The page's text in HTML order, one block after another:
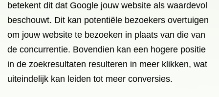
betekent dit dat Google jouw website als waardevol
beschouwt. Dit kan potentiële bezoekers overtuigen
om jouw website te bezoeken in plaats van die van
de concurrentie. Bovendien kan een hogere positie
in de zoekresultaten resulteren in meer klikken, wat
uiteindelijk kan leiden tot meer conversies.